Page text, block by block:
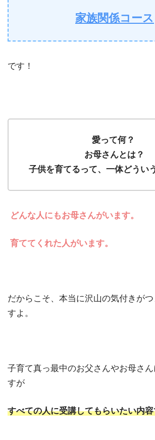
家族関係コース
です！
愛って何？
お母さんとは？
子供を育てるって、一体どうい
どんな人にもお母さんがいます。
育ててくれた人がいます。
だからこそ、本当に沢山の気付きが
すよ。
子育て真っ最中のお父さんやお母さ
すが
すべての人に受講してもらいたい内